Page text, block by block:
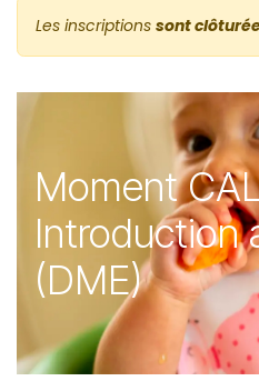
Les inscriptions sont
Moment
Introduction
(DME)